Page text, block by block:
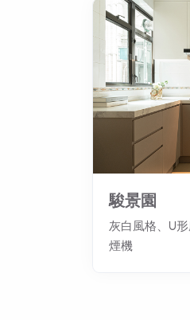
駿景園
灰白風格、U
煙機